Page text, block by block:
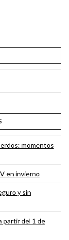
momentos
en invierno
y sin
partir del 1 de